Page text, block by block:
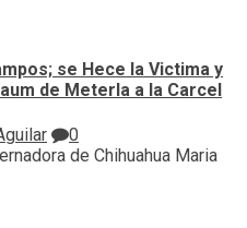
se Hece la Victima y
de Meterla a la Carcel
0
de Chihuahua Maria